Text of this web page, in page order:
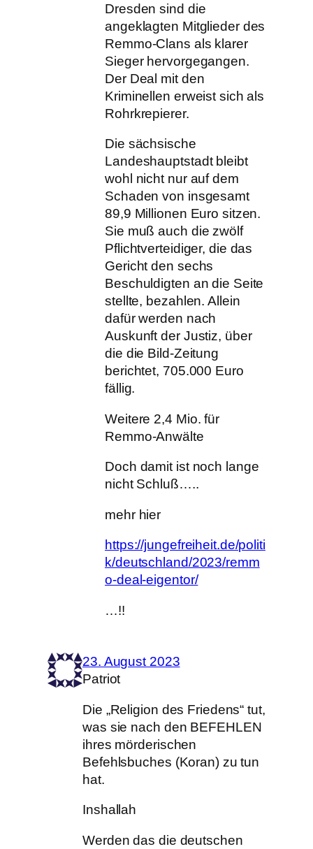
Dresden sind die
angeklagten Mitglieder des
Remmo-Clans als klarer
Sieger hervorgegangen.
Der Deal mit den
Kriminellen erweist sich als
Rohrkrepierer.
Die sächsische
Landeshauptstadt bleibt
wohl nicht nur auf dem
Schaden von insgesamt
89,9 Millionen Euro sitzen.
Sie muß auch die zwölf
Pflichtverteidiger, die das
Gericht den sechs
Beschuldigten an die Seite
stellte, bezahlen. Allein
dafür werden nach
Auskunft der Justiz, über
die die Bild-Zeitung
berichtet, 705.000 Euro
fällig.
Weitere 2,4 Mio. für
Remmo-Anwälte
Doch damit ist noch lange
nicht Schluß…..
mehr hier
https://jungefreiheit.de/politi
k/deutschland/2023/remm
o-deal-eigentor/
…!!
23. August 2023
Patriot
Die „Religion des Friedens“ tut,
was sie nach den BEFEHLEN
ihres mörderischen
Befehlsbuches (Koran) zu tun
hat.
Inshallah
Werden das die deutschen